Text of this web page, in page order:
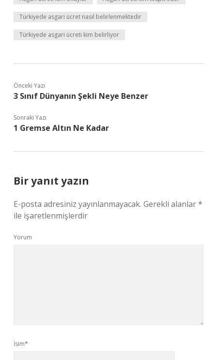
Türkiyede asgari ücret nasıl belirlenmektedir
Türkiyede asgari ücreti kim belirliyor
Önceki Yazı
3 Sınıf Dünyanın Şekli Neye Benzer
Sonraki Yazı
1 Gremse Altın Ne Kadar
Bir yanıt yazın
E-posta adresiniz yayınlanmayacak. Gerekli alanlar*
ile işaretlenmişlerdir
Yorum
İsim*